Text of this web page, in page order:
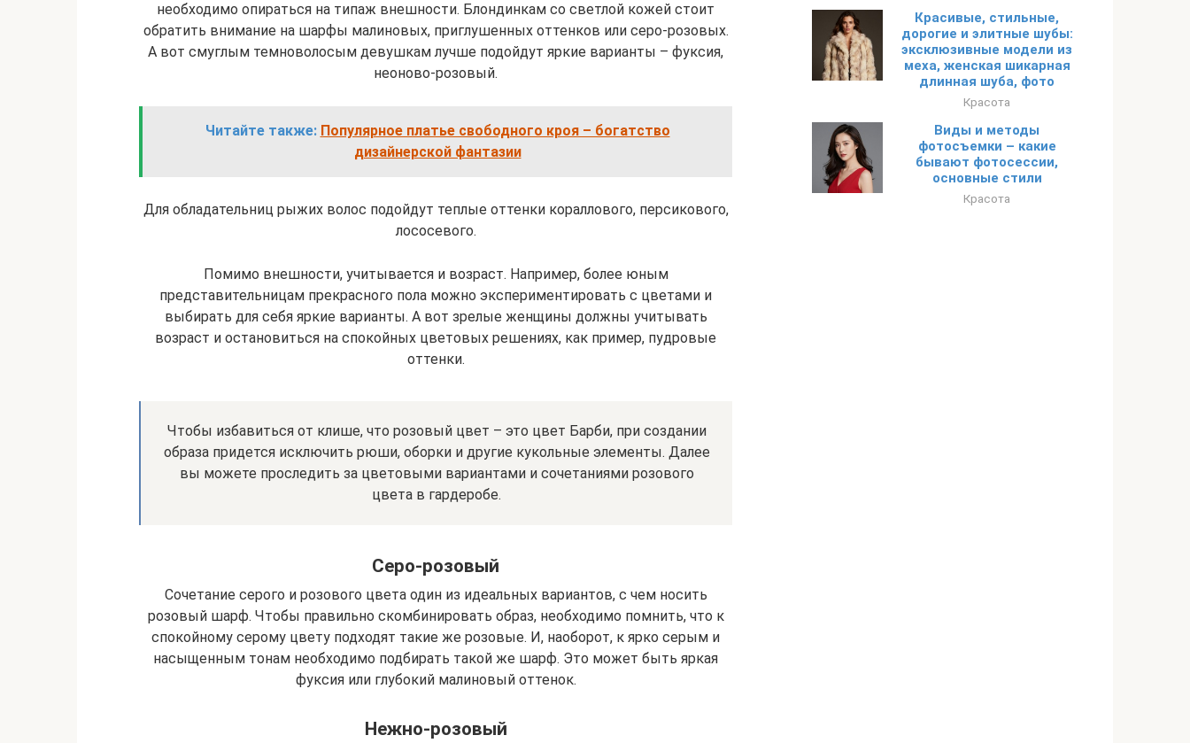
необходимо опираться на типаж внешности. Блондинкам со светлой кожей стоит
обратить внимание на шарфы малиновых, приглушенных оттенков или серо-розовых.
А вот смуглым темноволосым девушкам лучше подойдут яркие варианты – фуксия,
неоново-розовый.
Читайте также: Популярное платье свободного кроя – богатство
дизайнерской фантазии
Для обладательниц рыжих волос подойдут теплые оттенки кораллового, персикового,
лососевого.
Помимо внешности, учитывается и возраст. Например, более юным
представительницам прекрасного пола можно экспериментировать с цветами и
выбирать для себя яркие варианты. А вот зрелые женщины должны учитывать
возраст и остановиться на спокойных цветовых решениях, как пример, пудровые
оттенки.
Чтобы избавиться от клише, что розовый цвет – это цвет Барби, при создании
образа придется исключить рюши, оборки и другие кукольные элементы. Далее
вы можете проследить за цветовыми вариантами и сочетаниями розового
цвета в гардеробе.
Серо-розовый
Сочетание серого и розового цвета один из идеальных вариантов, с чем носить
розовый шарф. Чтобы правильно скомбинировать образ, необходимо помнить, что к
спокойному серому цвету подходят такие же розовые. И, наоборот, к ярко серым и
насыщенным тонам необходимо подбирать такой же шарф. Это может быть яркая
фуксия или глубокий малиновый оттенок.
Нежно-розовый
Красивые, стильные,
дорогие и элитные шубы:
эксклюзивные модели из
меха, женская шикарная
длинная шуба, фото
Красота
Виды и методы
фотосъемки – какие
бывают фотосессии,
основные стили
Красота